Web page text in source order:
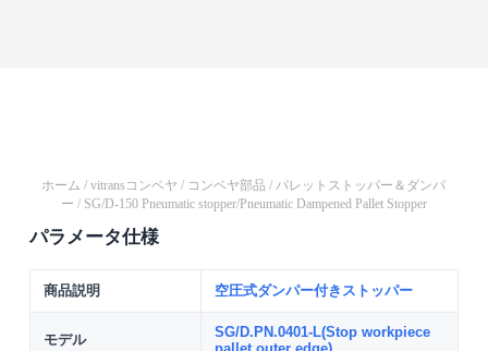
ホーム /vitransコンベヤ / コンベヤ部品 /パレットストッパー＆ダンパ
ー / SG/D-150 Pneumatic stopper/Pneumatic Dampened Pallet Stopper
パラメータ仕様
商品説明 空圧式ダンパー付きストッパー
モデル
SG/D.PN.0401-L(Stop workpiece